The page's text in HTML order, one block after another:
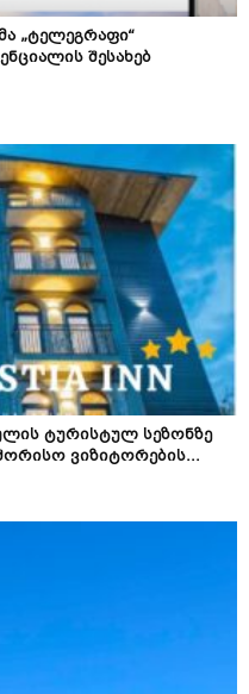
„ტელეგრაფი“
შესახებ
ტურისტულ სეზონზე
ვიზიტორების...